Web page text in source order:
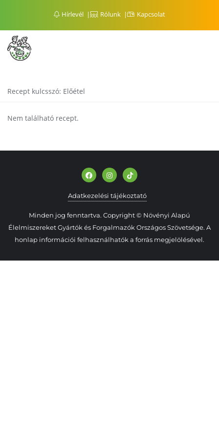
Hírlevél Rólunk Kapcsolat
Recept kulcsszó: Előétel
Nem található recept.
Adatkezelési tájékoztató
Minden jog fenntartva. Copyright © Növényi Alapú
Élelmiszereket Gyártók és Forgalmazók Országos Szövetsége. A
honlap információi felhasználhatók a forrás megjelölésével.